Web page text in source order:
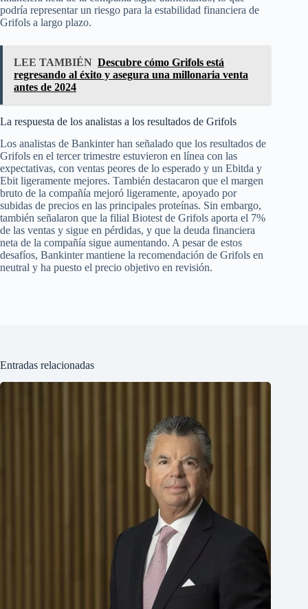
podría representar un riesgo para la estabilidad financiera de
Grifols a largo plazo.
LEE TAMBIÉN Descubre cómo Grifols está
regresando al éxito y asegura una millonaria venta
antes de 2024
La respuesta de los analistas a los resultados de Grifols
Los analistas de Bankinter han señalado que los resultados de
Grifols en el tercer trimestre estuvieron en línea con las
expectativas, con ventas peores de lo esperado y un Ebitda y
Ebit ligeramente mejores. También destacaron que el margen
bruto de la compañía mejoró ligeramente, apoyado por
subidas de precios en las principales proteínas. Sin embargo,
también señalaron que la filial Biotest de Grifols aporta el 7%
de las ventas y sigue en pérdidas, y que la deuda financiera
neta de la compañía sigue aumentando. A pesar de estos
desafíos, Bankinter mantiene la recomendación de Grifols en
neutral y ha puesto el precio objetivo en revisión.
Entradas relacionadas